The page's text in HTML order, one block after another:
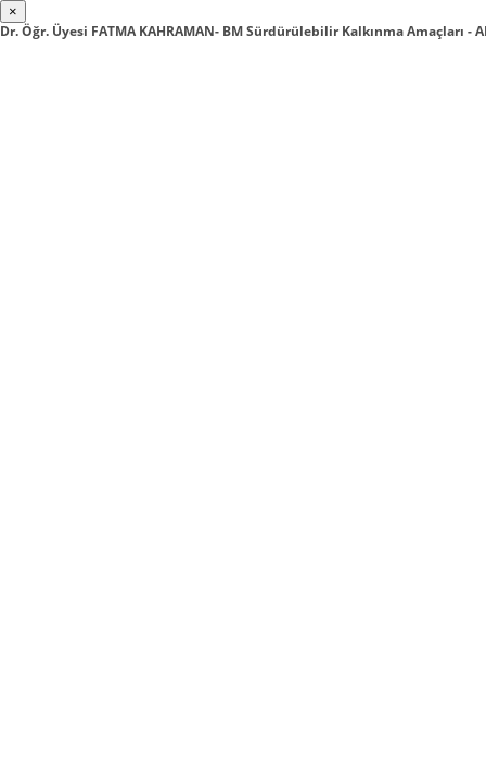
×
Dr. Öğr. Üyesi FATMA KAHRAMAN- BM Sürdürülebilir Kalkınma Amaçları -